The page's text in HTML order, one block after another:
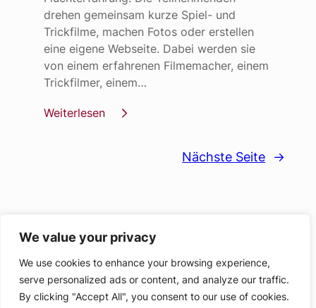
We value your privacy
We use cookies to enhance your browsing experience,
serve personalized ads or content, and analyze our traffic.
By clicking "Accept All", you consent to our use of cookies.
drehen gemeinsam kurze Spiel- und
Trickfilme, machen Fotos oder erstellen
eine eigene Webseite. Dabei werden sie
von einem erfahrenen Filmemacher, einem
Trickfilmer, einem…
Weiterlesen
Nächste Seite →